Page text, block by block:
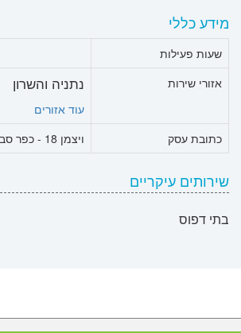
מידע כללי
שעות פעילות
אזורי שירות
נתניה והשרון
עוד אזורים
כתובת עסק
ויצמן 18 - כפר סבא
שירותים עיקריים
בתי דפוס